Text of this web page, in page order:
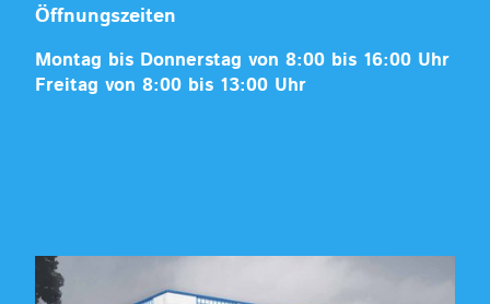
Öffnungszeiten
Montag bis Donnerstag von 8:00 bis 16:00 Uhr
Freitag von 8:00 bis 13:00 Uhr